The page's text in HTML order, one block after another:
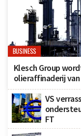
BUSINESS
Klesch Group
olieraffinaderij
VS
FT